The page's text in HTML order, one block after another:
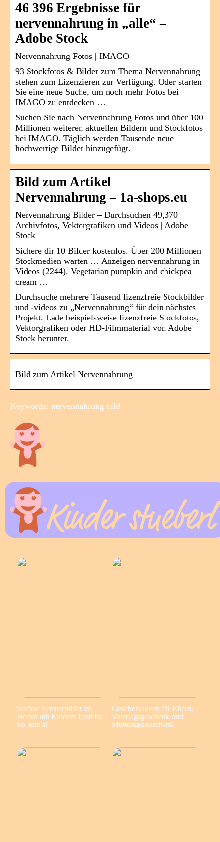
46 396 Ergebnisse für
nervennahrung in „alle“ –
Adobe Stock
Nervennahrung Fotos | IMAGO
93 Stockfotos & Bilder zum Thema Nervennahrung
stehen zum Lizenzieren zur Verfügung. Oder starten
Sie eine neue Suche, um noch mehr Fotos bei
IMAGO zu entdecken …
Suchen Sie nach Nervennahrung Fotos und über 100
Millionen weiteren aktuellen Bildern und Stockfotos
bei IMAGO. Täglich werden Tausende neue
hochwertige Bilder hinzugefügt.
Bild zum Artikel
Nervennahrung – 1a-shops.eu
Nervennahrung Bilder – Durchsuchen 49,370
Archivfotos, Vektorgrafiken und Videos | Adobe
Stock
Sichere dir 10 Bilder kostenlos. Über 200 Millionen
Stockmedien warten … Anzeigen nervennahrung in
Videos (2244). Vegetarian pumpkin and chickpea
cream …
Durchsuche mehrere Tausend lizenzfreie Stockbilder
und -videos zu „Nervennahrung“ für dein nächstes
Projekt. Lade beispielsweise lizenzfreie Stockfotos,
Vektorgrafiken oder HD-Filmmaterial von Adobe
Stock herunter.
Bild zum Artikel Nervennahrung
Keywords: nervennahrung bild
Schöne Fensterbilder im
Herbst mit Kindern basteln:
So geht’s!
Geschenkideen für Eltern:
Vatertagsgeschenk und
Muttertagsgeschenk